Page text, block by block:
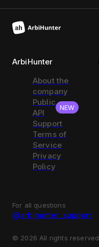
ArbiHunter
About the
company
Public
API
NEW
Support
Terms of
Service
Privacy
Policy
For all questions
@arbihunter_support
© 2026 All rights reserved